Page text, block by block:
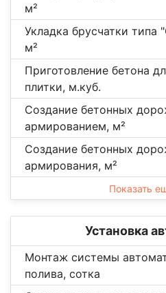
м²
Укладка брусчатки типа
м²
Приготовление бетона
плитки, м.куб.
Создание бетонных
армированием, м²
Создание бетонных
армирования, м²
Показать
Установка
Монтаж системы
полива, сотка